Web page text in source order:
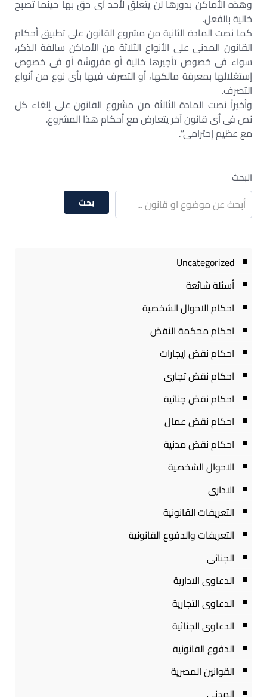
وهذه الأماكن بدورها لن يتعلق لأحد أى حق بها حينما تصبح
خالية بالفعل.
كما نصت المادة الثانية من مشروع القانون على تطبيق أحكام
القانون المدنى على الأنواع الثلاثة من الأماكن سالفة الذكر،
سواء فى خصوص تأجيرها خالية أو مفروشة أو فى خصوص
إستغلالها بمعرفة مالكها، أو التصرف فيها بأى نوع من أنواع
التصرف.
وأخيراً نصت المادة الثالثة من مشروع القانون على إلغاء كل
نص فى أى قانون آخر يتعارض مع أحكام هذا المشروع.
مع عظيم إحترامى”.
البحث
بحث
Uncategorized
أسئلة شائعة
احكام الاحوال الشخصية
احكام محكمة النقض
احكام نقض ايجارات
احكام نقض تجارى
احكام نقض جنائية
احكام نقض عمال
احكام نقض مدنية
الاحوال الشخصية
الادارى
التعريفات القانونية
التعريفات والدفوع القانونية
الجنائى
الدعاوى الادارية
الدعاوى التجارية
الدعاوى الجنائية
الدفوع القانونية
القوانين المصرية